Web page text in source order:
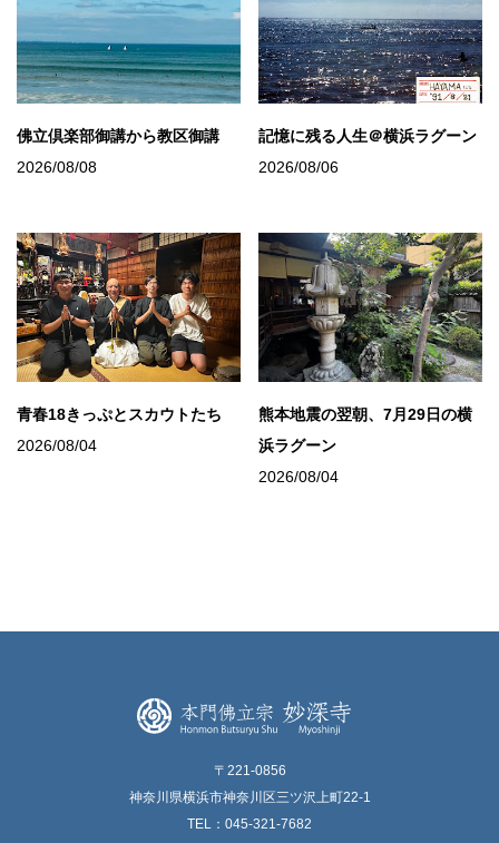
佛立倶楽部御講から教区御講
2026/08/08
記憶に残る人生＠横浜ラグーン
2026/08/06
青春18きっぷとスカウトたち
2026/08/04
熊本地震の翌朝、7月29日の横
浜ラグーン
2026/08/04
〒221-0856
神奈川県横浜市神奈川区三ツ沢上町22-1
TEL：045-321-7682